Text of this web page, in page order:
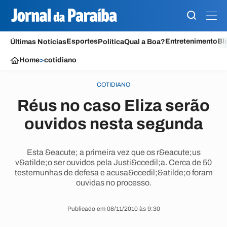
Últimas NotíciasEsportesPolíticaQual a Boa?Entretenimento
Home>cotidiano
COTIDIANO
Réus no caso Eliza serão
ouvidos nesta segunda
Esta &eacute; a primeira vez que os r&eacute;us
v&atilde;o ser ouvidos pela Justi&ccedil;a. Cerca de 50
testemunhas de defesa e acusa&ccedil;&atilde;o foram
ouvidas no processo.
Publicado em 08/11/2010 às 9:30